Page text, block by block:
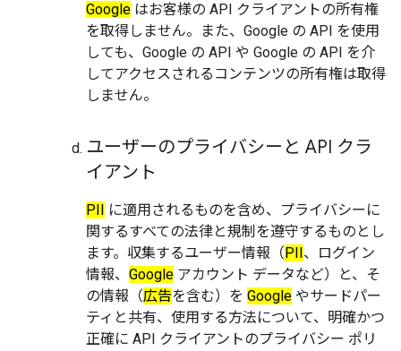
Google はお客様の API クライアントの所有権
を取得しません。また、 Google の API を使用
しても、 Google の API や Google の API を介
してアクセスされるコンテンツの所有権は取得
しません。
ユーザーのプライバシーと API クラ
イアント
PII に適用されるものを含め、プライバシーに
関するすべての法律と規制を遵守するものとし
ます。収集するユーザー情報（PII、ログイン
情報、 Google アカウント データなど）と、そ
の情報（広告を含む）を Google やサードパー
ティと共有、使用する方法について、明確かつ
正確に API クライアントのプライバシー ポリ